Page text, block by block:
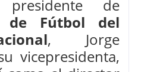
de
de Fútbol del
, Jorge
vicepresidenta,